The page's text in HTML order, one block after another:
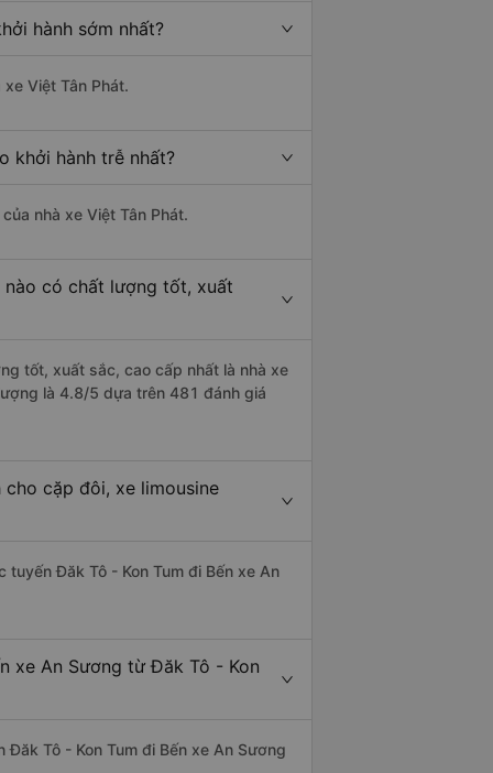
hành sớm nhất?
Việt Tân Phát.
khởi hành trễ nhất?
nhà xe Việt Tân Phát.
nào có chất lượng tốt, xuất
tốt, xuất sắc, cao cấp nhất là nhà xe
là 4.8/5 dựa trên 481 đánh giá
cho cặp đôi, xe limousine
tuyến Đăk Tô - Kon Tum đi Bến xe An
xe An Sương từ Đăk Tô - Kon
Tô - Kon Tum đi Bến xe An Sương